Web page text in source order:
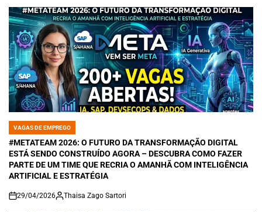
POSTED
IN
VAGAS DE EMPREGO
#METATEAM 2026: O FUTURO DA TRANSFORMAÇÃO DIGITAL
ESTÁ SENDO CONSTRUÍDO AGORA – DESCUBRA COMO FAZER
PARTE DE UM TIME QUE RECRIA O AMANHÃ COM INTELIGÊNCIA
ARTIFICIAL E ESTRATÉGIA
on
29/04/2026 Thaisa Zago Sartori